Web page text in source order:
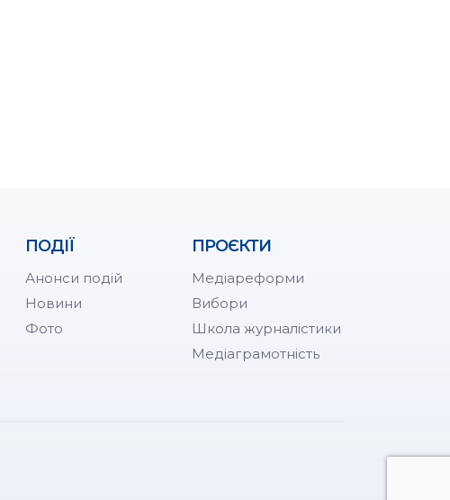
ПОДІЇ
Анонси подій
Новини
Фото
ПРОЄКТИ
Медіареформи
Вибори
Школа журналістики
Медіаграмотність